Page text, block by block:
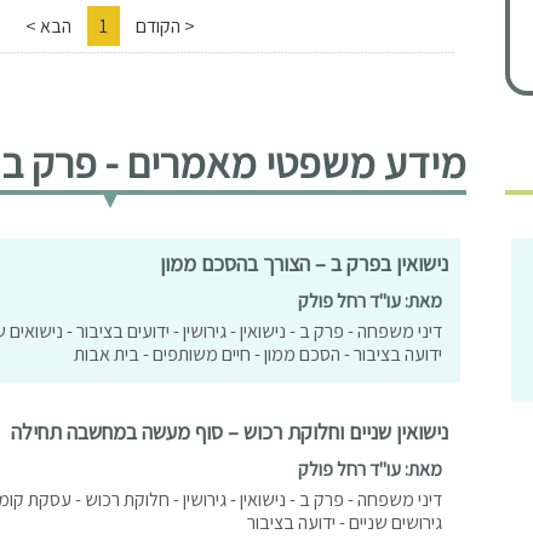
< הקודם
1 הבא >
מידע משפטי מאמרים - פרק ב
נישואין בפרק ב – הצורך בהסכם ממון
מאת: עו"ד רחל פולק
דיני משפחה - פרק ב - נישואין - גירושין - ידועים בציבור - נישואים
ידועה בציבור - הסכם ממון - חיים משותפים - בית אבות
נישואין שניים וחלוקת רכוש – סוף מעשה במחשבה תחילה
מאת: עו"ד רחל פולק
דיני משפחה - פרק ב - נישואין - גירושין - חלוקת רכוש - עסקת
גירושים שניים - ידועה בציבור